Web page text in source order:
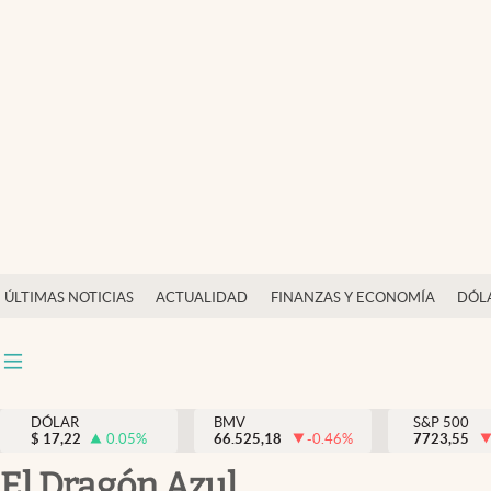
ÚLTIMAS NOTICIAS ACTUALIDAD FINANZAS Y ECONOMÍA
Opinión
Vida y estilo
DÓLAR
$ 17,22 0.05%
BMV
66.525,18
-0.46%
S&P 500
7723,55